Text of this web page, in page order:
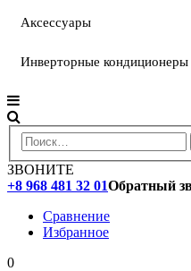
Аксессуары
Инверторные кондиционеры
ЗВОНИТЕ
+8 968 481 32 01Обратный
Сравнение
Избранное
0